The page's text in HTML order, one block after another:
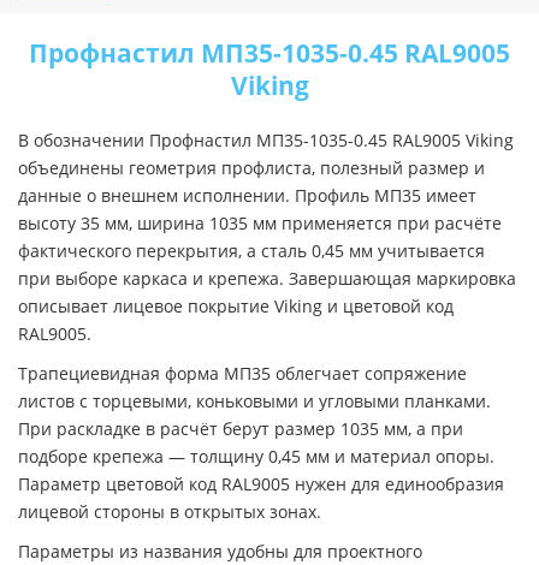
Профнастил МП35-1035-0.45 RAL9005
Viking
В обозначении Профнастил МП35-1035-0.45 RAL9005 Viking
объединены геометрия профлиста, полезный размер и
данные о внешнем исполнении. Профиль МП35 имеет
высоту 35 мм, ширина 1035 мм применяется при расчёте
фактического перекрытия, а сталь 0,45 мм учитывается
при выборе каркаса и крепежа. Завершающая маркировка
описывает лицевое покрытие Viking и цветовой код
RAL9005.
Трапециевидная форма МП35 облегчает сопряжение
листов с торцевыми, коньковыми и угловыми планками.
При раскладке в расчёт берут размер 1035 мм, а при
подборе крепежа — толщину 0,45 мм и материал опоры.
Параметр цветовой код RAL9005 нужен для единообразия
лицевой стороны в открытых зонах.
Параметры из названия удобны для проектного